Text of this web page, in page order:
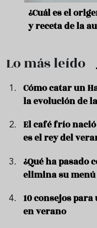
¿Cuál es el
y receta de la
Lo más leído
Cómo catar un
la evolución de
El café frío
es el rey del
¿Qué ha pasado
elimina su
10 consejos
en verano